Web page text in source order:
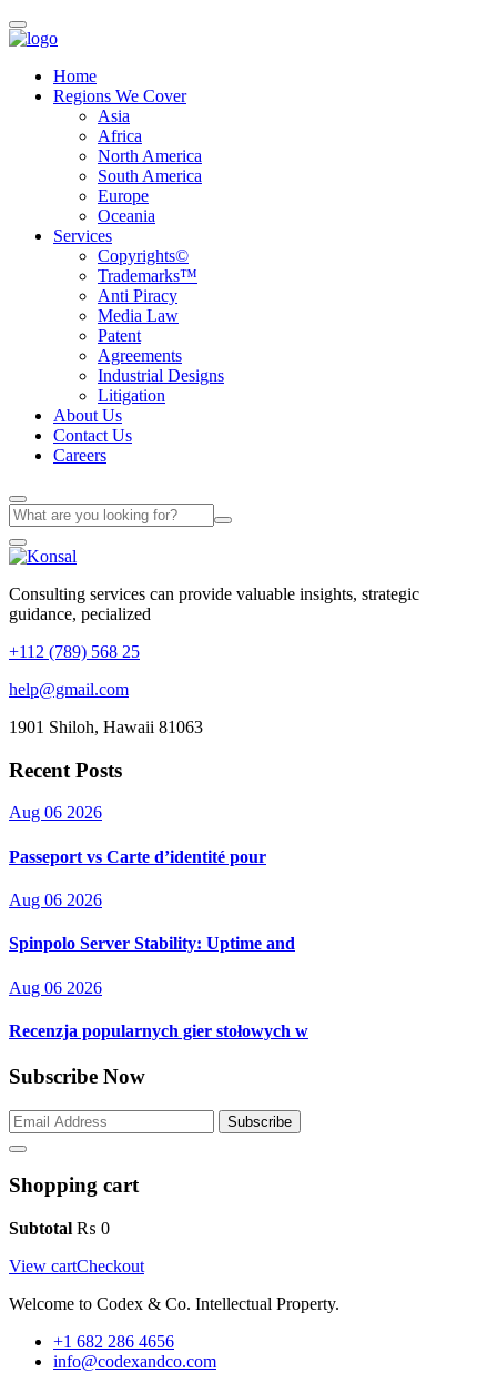
Home
Regions We Cover
Asia
Africa
North America
South America
Europe
Oceania
Services
Copyrights©
Trademarks™
Anti Piracy
Media Law
Patent
Agreements
Industrial Designs
Litigation
About Us
Contact Us
Careers
Consulting services can provide valuable insights, strategic
guidance, pecialized
+112 (789) 568 25
help@gmail.com
1901 Shiloh, Hawaii 81063
Recent Posts
Aug 06 2026
Passeport vs Carte d’identité pour
Aug 06 2026
Spinpolo Server Stability: Uptime and
Aug 06 2026
Recenzja popularnych gier stołowych w
Subscribe Now
Subscribe
Shopping cart
Subtotal ₨ 0
View cartCheckout
Welcome to Codex & Co. Intellectual Property.
+1 682 286 4656
info@codexandco.com